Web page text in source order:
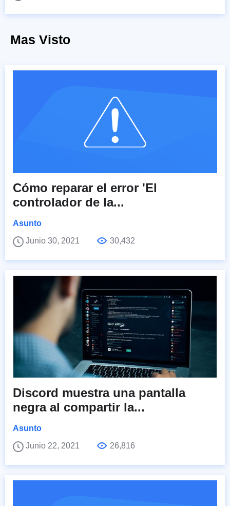
Mas Visto
Cómo reparar el error 'El
controlador de la...
Asunto
Junio 30, 2021
30,432
Discord muestra una pantalla
negra al compartir la...
Asunto
Junio 22, 2021
26,816